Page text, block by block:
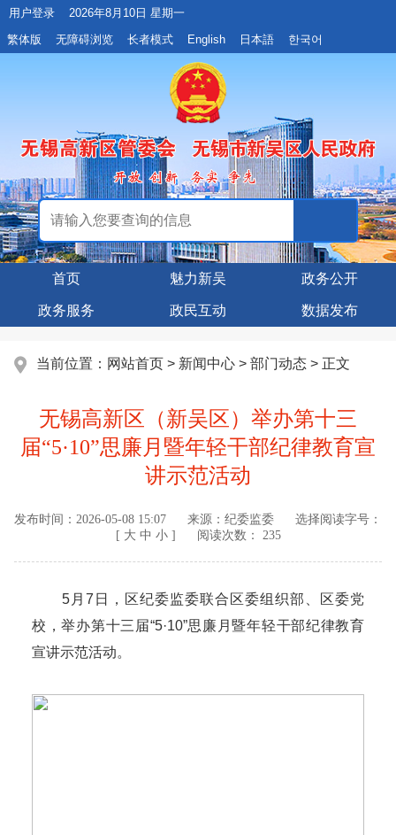
用户登录
2026年8月10日 星期一
繁体版
无障碍浏览 长者模式 English 日本語 한국어
首页 魅力新吴 政务公开
政务服务 政民互动 数据发布
当前位置： 网站首页 > 新闻中心 > 部门动态 > 正文
无锡高新区（新吴区）举办第十三
届“5·10”思廉月暨年轻干部纪律教育宣
讲示范活动
发布时间： 2026-05-08 15:07 来源： 纪委监委
选择阅读字号：
[ 大 中 小] 阅读次数： 235
5月7日，区纪委监委联合区委组织部、区委党
校，举办第十三届“5·10”思廉月暨年轻干部纪律教育
宣讲示范活动。